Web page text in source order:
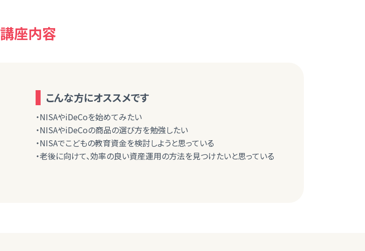
講座内容
こんな方にオススメです
・NISAやiDeCoを始めてみたい
・NISAやiDeCoの商品の選び方を勉強したい
・NISAでこどもの教育資金を検討しようと思っている
・老後に向けて、効率の良い資産運用の方法を見つけたいと思っている